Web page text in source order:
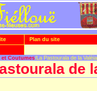
Plan du site
et Coutumes/La Pastourala de la Valèia
de